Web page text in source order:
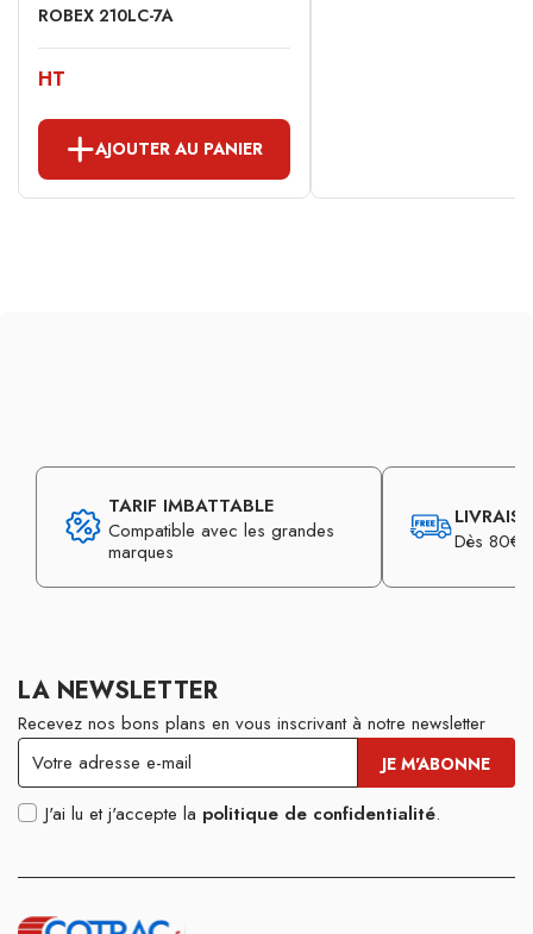
ROBEX 210LC-7A
HT
AJOUTER AU PANIER
TARIF IMBATTABLE
Compatible avec les grandes
marques
Dès 80€
LA NEWSLETTER
Recevez nos bons plans en vous inscrivant à notre newsletter
J'ai lu et j'accepte la politique de confidentialité.